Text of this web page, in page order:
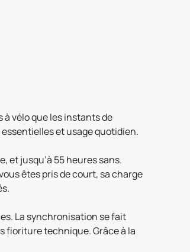
vélo que les instants de
et usage quotidien.
et jusqu’à 55 heures sans.
êtes pris de court, sa charge
La synchronisation se fait
fioriture technique. Grâce à la